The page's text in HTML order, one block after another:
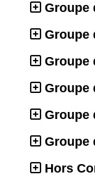
Groupe
Groupe
Groupe
Groupe
Groupe
Groupe
Hors